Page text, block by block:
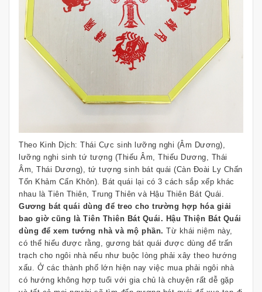
Theo Kinh Dịch: Thái Cực sinh lưỡng nghi (Âm Dương),
lưỡng nghi sinh tứ tượng (Thiếu Âm, Thiếu Dương, Thái
Âm, Thái Dương), tứ tượng sinh bát quái (Càn Đoài Ly Chấn
Tốn Khảm Cấn Khôn). Bát quái lại có 3 cách sắp xếp khác
nhau là Tiên Thiên, Trung Thiên và Hậu Thiên Bát Quái.
Gương bát quái dùng để treo cho trường hợp hóa giải
bao giờ cũng là Tiên Thiên Bát Quái. Hậu Thiện Bát Quái
dùng để xem tướng nhà và mộ phần. Từ khái niệm này,
có thể hiểu được rằng, gương bát quái được dùng để trấn
trạch cho ngôi nhà nếu như buộc lòng phải xây theo hướng
xấu. Ở các thành phố lớn hiện nay việc mua phải ngôi nhà
có hướng không hợp tuổi với gia chủ là chuyện rất dễ gặp